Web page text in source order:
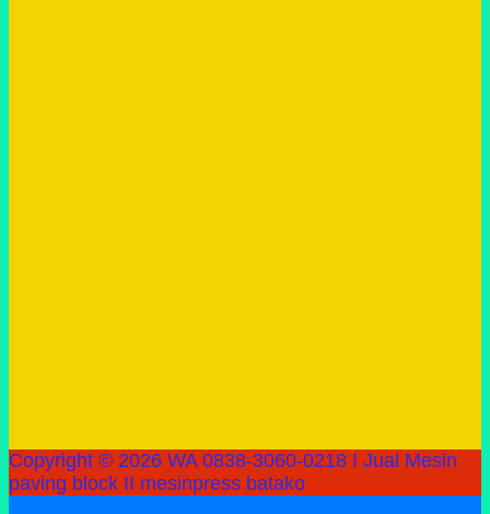
Copyright © 2026 WA 0838-3060-0218 I Jual Mesin
paving block II mesinpress batako